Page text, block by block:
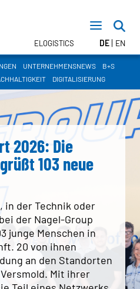
ELOGISTICS DE EN
UNTERNEHMENSNEWS
B+S
DIGITALISIERUNG
2026: Die
103 neue
in der Technik oder
der Nagel-Group
junge Menschen in
20 von ihnen
an den Standorten
Mit ihrer